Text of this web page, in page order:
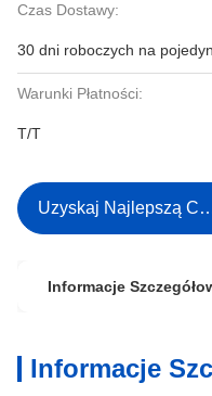
Czas Dostawy:
30 dni roboczych na
Warunki Płatności:
T/T
Uzyskaj Najlepszą
Informacje
Informacje